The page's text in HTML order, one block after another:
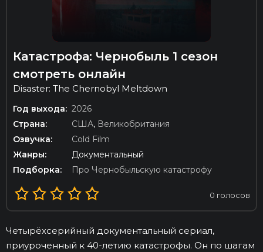
Катастрофа: Чернобыль 1 сезон
смотреть онлайн
Disaster: The Chernobyl Meltdown
Год выхода: 2026
Страна:
США, Великобритания
Озвучка:
Cold Film
Жанры:
Документальный
Подборка:
Про Чернобыльскую катастрофу
0 голосов
Четырёхсерийный документальный сериал,
приуроченный к 40-летию катастрофы. Он по шагам